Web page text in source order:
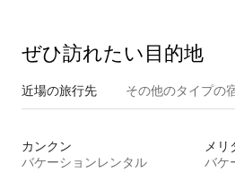
ぜひ訪⁠れ⁠た⁠い目⁠的⁠地
近場の旅行先 その他のタ⁠イ⁠プ⁠の
カンクン
バケーションレンタル
メリ
バケ